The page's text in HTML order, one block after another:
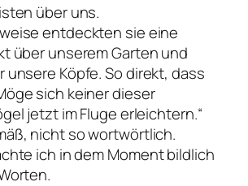
über uns.
entdeckten sie eine
über unserem Garten und
unsere Köpfe. So direkt, dass
sich keiner dieser
jetzt im Fluge erleichtern.“
nicht so wortwörtlich.
ich in dem Moment bildlich